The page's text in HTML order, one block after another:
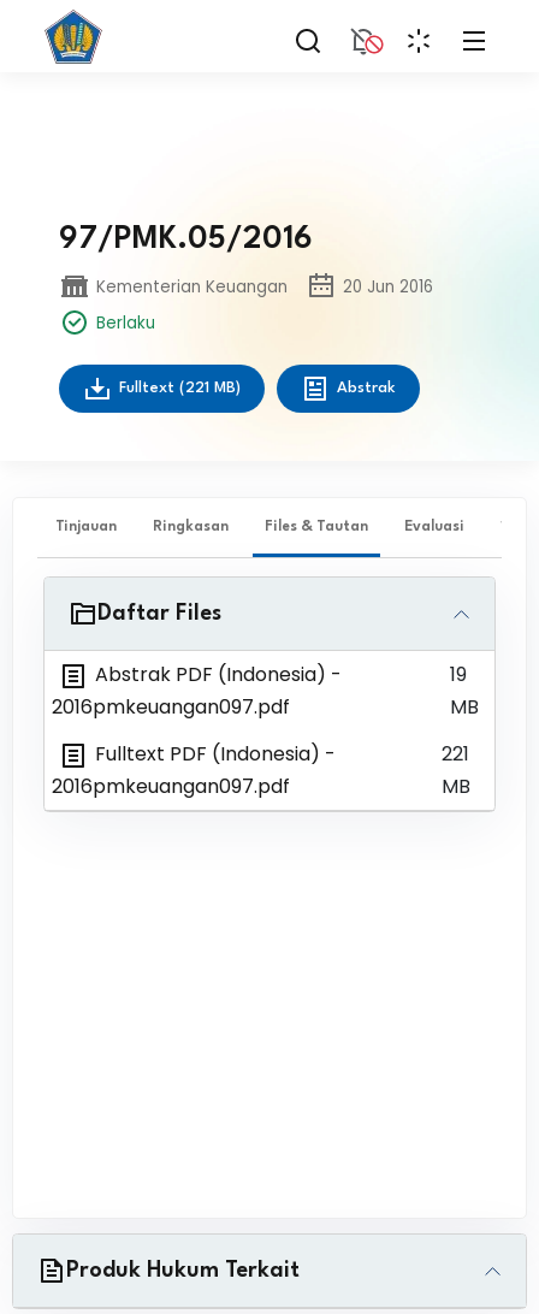
97/PMK.05/2016
Kementerian Keuangan
20 Jun 2016
Berlaku
Fulltext (221 MB) Abstrak
Tinjauan Ringkasan Files & Tautan Evaluasi ✨
Daftar Files
Abstrak PDF (Indonesia) -
2016pmkeuangan097.pdf
19
MB
Fulltext PDF (Indonesia) -
2016pmkeuangan097.pdf
221
MB
Produk Hukum Terkait